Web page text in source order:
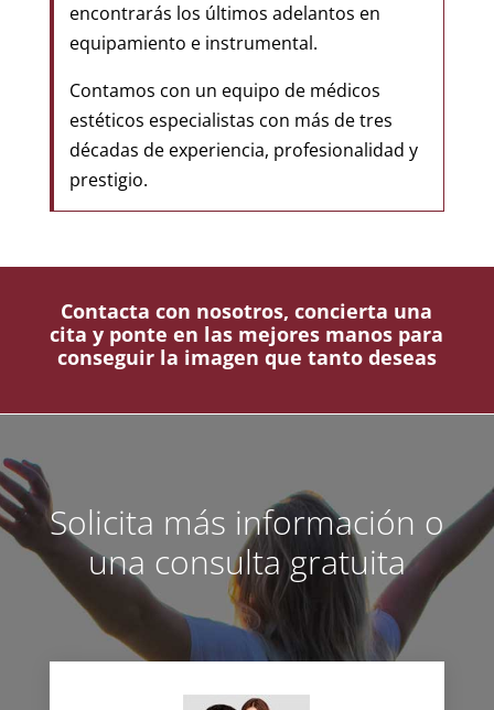
encontrarás los últimos adelantos en
equipamiento e instrumental.
Contamos con un equipo de médicos
estéticos especialistas con más de tres
décadas de experiencia, profesionalidad y
prestigio.
Contacta con nosotros, concierta una
cita y ponte en las mejores manos para
conseguir la imagen que tanto deseas
Solicita más información o
una consulta gratuita